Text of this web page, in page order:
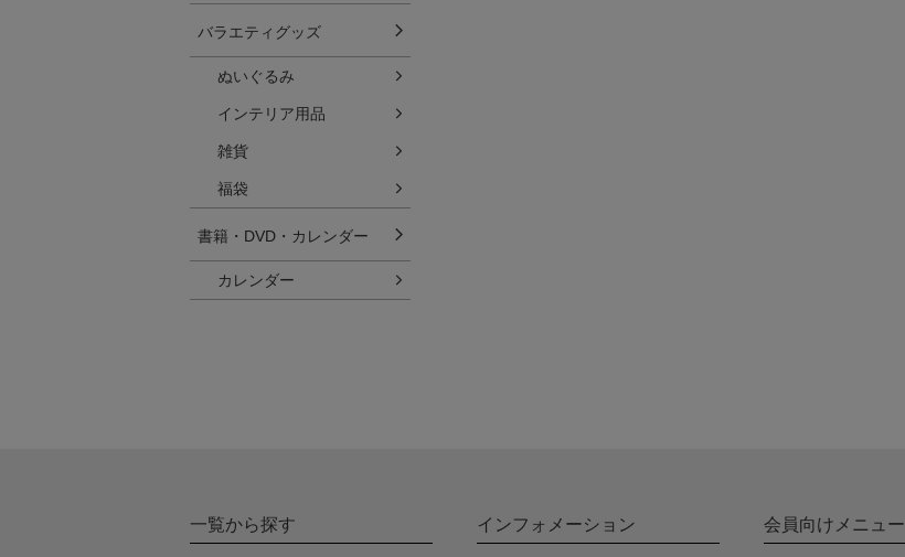
バラエティグッズ
ぬいぐるみ
インテリア用品
雑貨
福袋
書籍・DVD・カレンダー
カレンダー
一覧から探す インフォメーション 会員向けメニュー